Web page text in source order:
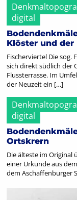
digital
Klöster und der
Fischerviertel Die sog.
sich direkt südlich der
Flussterrasse. Im
der Neuzeit ein […]
digital
Ortskrern
Die älteste im Original
einer Urkunde aus
dem Aschaffenburger